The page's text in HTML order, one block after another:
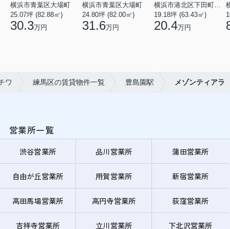
横浜市青葉区大場町
25.07坪 (82.88㎡)
30.3万円
横浜市青葉区大場町
24.80坪 (82.00㎡)
31.6万円
19.18坪 (63.43㎡)
20.4万円
ワ 練馬区の賃貸物件一覧 豊島園駅 メゾンティアラ
営業所一覧
渋谷営業所 品川営業所 蒲田営業所
自由が丘営業所 用賀営業所 新宿営業所
高田馬場営業所 高円寺営業所 荻窪営業所
吉祥寺営業所 立川営業所 下北沢営業所